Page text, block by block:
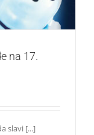
na 17.
slavi [...]